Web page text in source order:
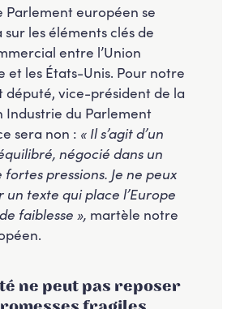
Parlement européen se
les éléments clés de
entre l’Union
et les États-Unis. Pour notre
député, vice-président de la
Industrie du Parlement
sera non : « Il s’agit d’un
négocié dans un
pressions. Je ne peux
un texte qui place l’Europe
faiblesse », martèle notre
ne peut pas reposer